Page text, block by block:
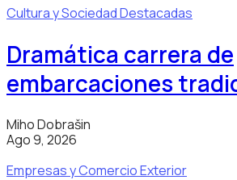
Cultura y SociedadDestacadas
Dramática carrera de
embarcaciones
Miho Dobrašin
Ago 9, 2026
Empresas y Comercio Exterior